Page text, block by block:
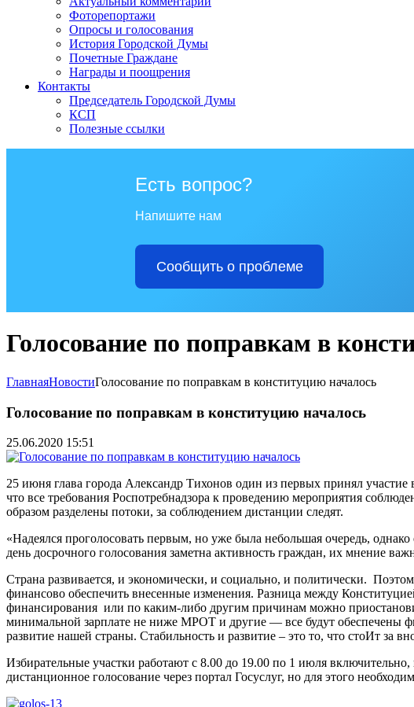
Фоторепортажи
Опросы и голосования
История Городской Думы
Почетные Граждане
Награды и поощрения
Контакты
Председатель Городской Думы
КСП
Полезные ссылки
Есть вопрос?
Напишите нам
Сообщить о проблеме
Голосование по поправкам в
ГлавнаяНовостиГолосование по поправкам в конституцию началось
Голосование по поправкам в конституцию началось
25.06.2020 15:51
25 июня глава города Александр Тихонов один из первых принял
что все требования Роспотребнадзора к проведению мероприятия
образом разделены потоки, за соблюдением дистанции следят.
«Надеялся проголосовать первым, но уже была небольшая очередь,
день досрочного голосования заметна активность граждан, их мнение
Страна развивается, и экономически, и социально, и политически.
финансово обеспечить внесенные изменения. Разница между
финансирования или по каким-либо другим причинам можно
минимальной зарплате не ниже МРОТ и другие — все будут обеспечены
развитие нашей страны. Стабильность и развитие – это то, что стоИт за
Избирательные участки работают с 8.00 до 19.00 по 1 июля
дистанционное голосование через портал Госуслуг, но для этого